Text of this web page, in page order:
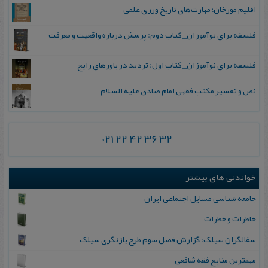
اقلیم مورخان؛ مهارت‌های تاریخ ورزی علمی
فلسفه برای نوآموزان_ کتاب دوم: پرسش درباره واقعیت و معرفت
فلسفه برای نوآموزان_ کتاب اول: تردید در باورهای رایج
نص و تفسیر مکتب فقهی امام صادق علیه السلام
021 22 42 36 32
خواندنی های بیشتر
جامعه‌ شناسی‌ مسایل‌ اجتماعی‌ ایران
خاطرات و خطرات
سفالگران سيلک: گزارش فصل سوم طرح بازنگری سيلک
مهمترین منابع فقه شافعی